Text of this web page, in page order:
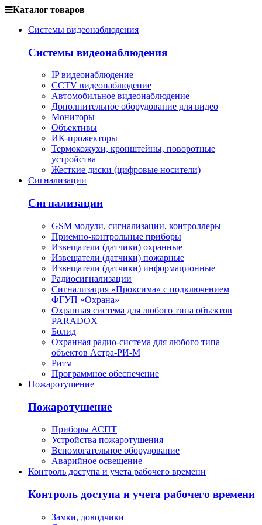
Каталог товаров
Системы видеонаблюдения
Системы видеонаблюдения
IP видеонаблюдение
CCTV видеонаблюдение
Автомобильное видеонаблюдение
Дополнительное оборудование для видео
Мониторы
Объективы
ИК-прожекторы
Термокожухи, кронштейны, поворотные
устройства
Жесткие диски (цифровые носители)
Сигнализации
Сигнализации
GSM модули, сигнализации, контроллеры
Приемно-контрольные приборы
Извещатели (датчики) охранные
Извещатели (датчики) пожарные
Извещатели (датчики) информационные
Радиосигнализации
Сигнализация «Проксима» с подключением
ФГУП «Охрана»
Охранная система для любого типа объектов
PARADOX
Болид
Охранная радио-система для любого типа
объектов Астра-РИ-М
Ритм
Программное обеспечение
Пожаротушение
Пожаротушение
Приборы АСПТ
Устройства пожаротушения
Вспомогательное оборудование
Аварийное освещение
Контроль доступа и учета рабочего времени
Контроль доступа и учета рабочего времени
Замки, доводчики